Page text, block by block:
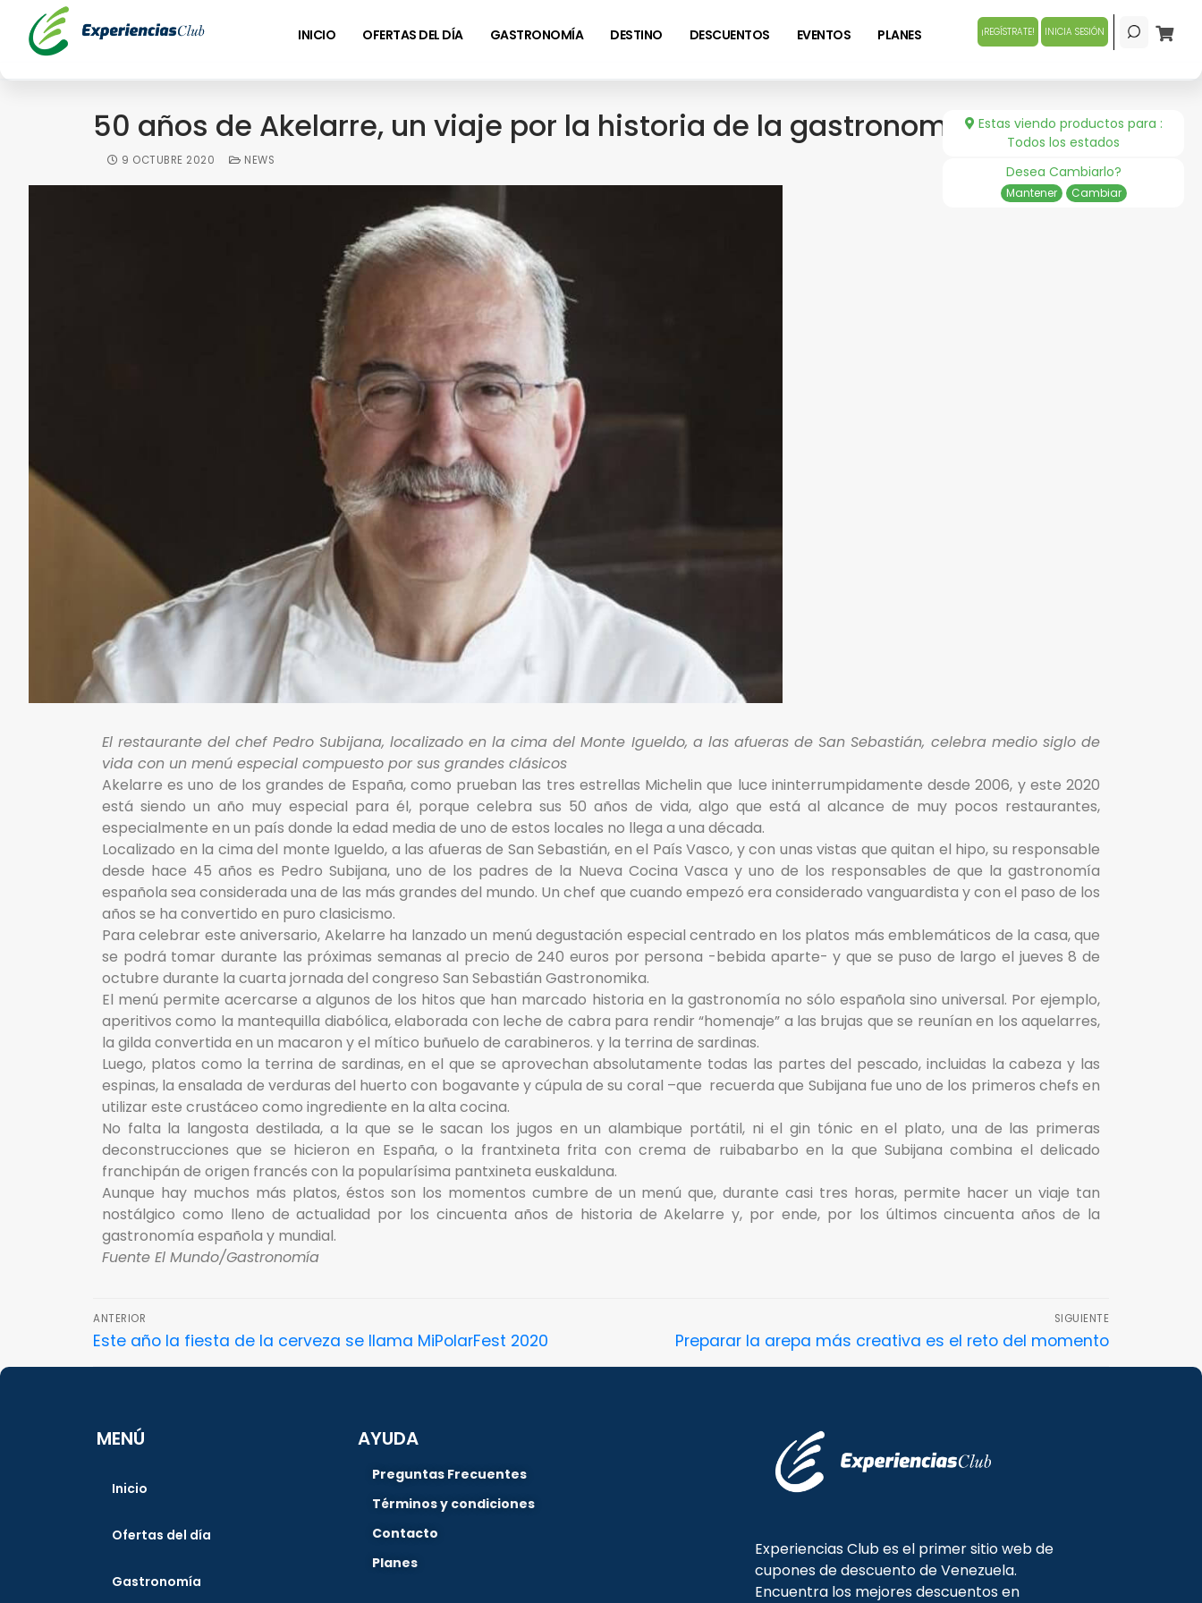
INICIO OFERTAS DEL DÍA GASTRONOMÍA DESTINO DESCUENTOS EVENTOS PLANES ¡REGÍSTRATE! INICIA SESIÓN
Estas viendo productos para :
Todos los estados
Desea Cambiarlo?
Mantener Cambiar
50 años de Akelarre, un viaje por la historia de la gastronomía
9 OCTUBRE 2020 NEWS
El restaurante del chef Pedro Subijana, localizado en la cima del Monte Igueldo, a las afueras de San Sebastián, celebra medio siglo de
vida con un menú especial compuesto por sus grandes clásicos
Akelarre es uno de los grandes de España, como prueban las tres estrellas Michelin que luce ininterrumpidamente desde 2006, y este 2020
está siendo un año muy especial para él, porque celebra sus 50 años de vida, algo que está al alcance de muy pocos restaurantes,
especialmente en un país donde la edad media de uno de estos locales no llega a una década.
Localizado en la cima del monte Igueldo, a las afueras de San Sebastián, en el País Vasco, y con unas vistas que quitan el hipo, su responsable
desde hace 45 años es Pedro Subijana, uno de los padres de la Nueva Cocina Vasca y uno de los responsables de que la gastronomía
española sea considerada una de las más grandes del mundo. Un chef que cuando empezó era considerado vanguardista y con el paso de los
años se ha convertido en puro clasicismo.
Para celebrar este aniversario, Akelarre ha lanzado un menú degustación especial centrado en los platos más emblemáticos de la casa, que
se podrá tomar durante las próximas semanas al precio de 240 euros por persona -bebida aparte- y que se puso de largo el jueves 8 de
octubre durante la cuarta jornada del congreso San Sebastián Gastronomika.
El menú permite acercarse a algunos de los hitos que han marcado historia en la gastronomía no sólo española sino universal. Por ejemplo,
aperitivos como la mantequilla diabólica, elaborada con leche de cabra para rendir “homenaje” a las brujas que se reunían en los aquelarres,
la gilda convertida en un macaron y el mítico buñuelo de carabineros. y la terrina de sardinas.
Luego, platos como la terrina de sardinas, en el que se aprovechan absolutamente todas las partes del pescado, incluidas la cabeza y las
espinas, la ensalada de verduras del huerto con bogavante y cúpula de su coral –que recuerda que Subijana fue uno de los primeros chefs en
utilizar este crustáceo como ingrediente en la alta cocina.
No falta la langosta destilada, a la que se le sacan los jugos en un alambique portátil, ni el gin tónic en el plato, una de las primeras
deconstrucciones que se hicieron en España, o la frantxineta frita con crema de ruibabarbo en la que Subijana combina el delicado
franchipán de origen francés con la popularísima pantxineta euskalduna.
Aunque hay muchos más platos, éstos son los momentos cumbre de un menú que, durante casi tres horas, permite hacer un viaje tan
nostálgico como lleno de actualidad por los cincuenta años de historia de Akelarre y, por ende, por los últimos cincuenta años de la
gastronomía española y mundial.
Fuente El Mundo/Gastronomía
ANTERIOR
Este año la fiesta de la cerveza se llama MiPolarFest 2020
SIGUIENTE
Preparar la arepa más creativa es el reto del momento
MENÚ
Inicio
Ofertas del día
Gastronomía
AYUDA
Preguntas Frecuentes
Términos y condiciones
Contacto
Planes
Experiencias Club es el primer sitio web de
cupones de descuento de Venezuela.
Encuentra los mejores descuentos en